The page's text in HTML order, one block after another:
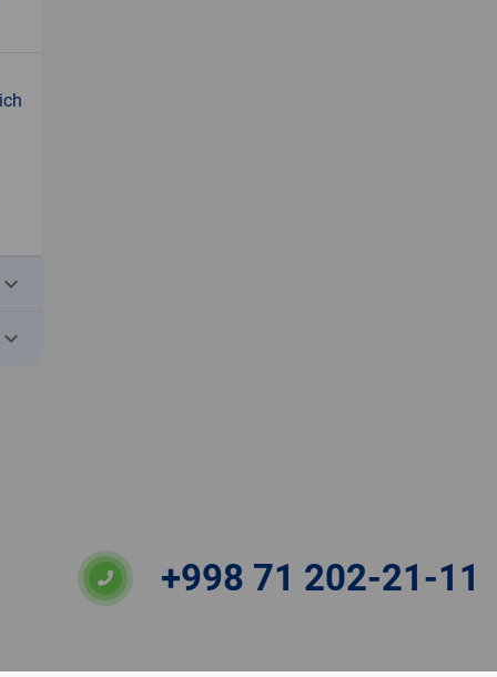
keyboard_arrow_down
keyboard_arrow_down
+998 71 202-21-11